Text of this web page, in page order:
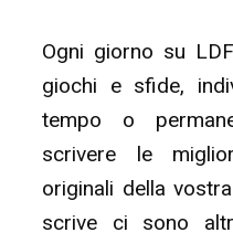
Ogni giorno su
giochi e sfide,
tempo o
scrivere le
originali della
scrive ci sono